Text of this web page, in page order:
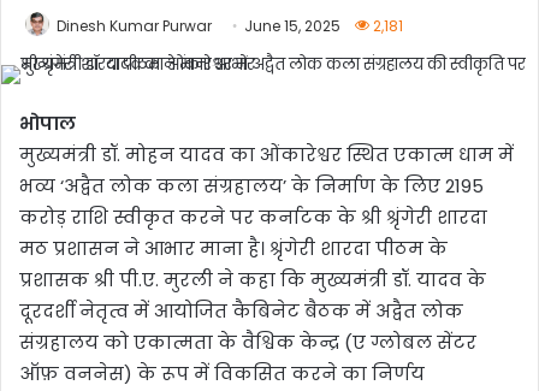
Dinesh Kumar Purwar June 15, 2025 2,181
भोपाल
मुख्यमंत्री डॉ. मोहन यादव का ओंकारेश्वर स्थित एकात्म धाम में
भव्य ‘अद्वैत लोक कला संग्रहालय’ के निर्माण के लिए 2195
करोड़ राशि स्वीकृत करने पर कर्नाटक के श्री श्रृंगेरी शारदा
मठ प्रशासन ने आभार माना है। श्रृंगेरी शारदा पीठम के
प्रशासक श्री पी.ए. मुरली ने कहा कि मुख्यमंत्री डॉ. यादव के
दूरदर्शी नेतृत्व में आयोजित कैबिनेट बैठक में अद्वैत लोक
संग्रहालय को एकात्मता के वैश्विक केन्द्र (ए ग्लोबल सेंटर
ऑफ़ वननेस) के रूप में विकसित करने का निर्णय